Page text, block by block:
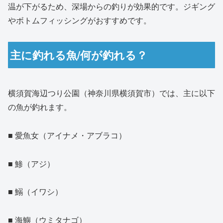
温が下がるため、深場からの釣りが効果的です。ジギング
やボトムフィッシングがおすすめです。
主に釣れる魚/何が釣れる？
横須賀海辺つり公園（神奈川県横須賀市）では、主に以下
の魚が釣れます。
■ 愛魚女（アイナメ・アブラコ）
■ 鯵（アジ）
■ 鰯（イワシ）
■ 海鱮（ウミタナゴ）